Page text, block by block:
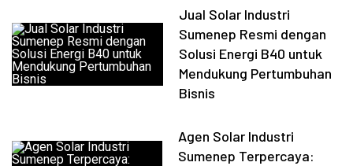
Jual Solar Industri
Sumenep Resmi dengan
Solusi Energi B40 untuk
Mendukung Pertumbuhan
Bisnis
Agen Solar Industri
Sumenep Terpercaya: